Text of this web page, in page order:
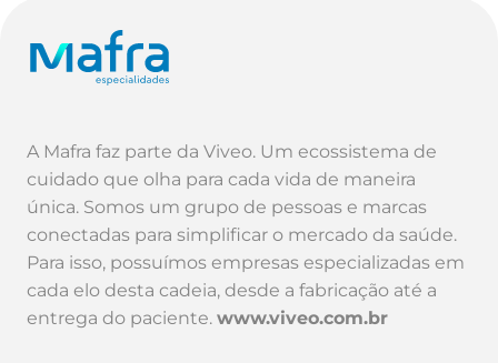
A Mafra faz parte da Viveo. Um ecossistema de
cuidado que olha para cada vida de maneira
única. Somos um grupo de pessoas e marcas
conectadas para simplificar o mercado da saúde.
Para isso, possuímos empresas especializadas em
cada elo desta cadeia, desde a fabricação até a
entrega do paciente.www.viveo.com.br